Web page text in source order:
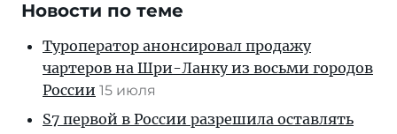
Новости по теме
Туроператор анонсировал продажу
чартеров на Шри-Ланку из восьми городов
России 15 июля
S7 первой в России разрешила оставлять